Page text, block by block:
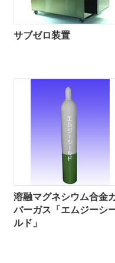
サブゼロ装置
溶融マグネシウム合金
バーガス「エムジーシ
ルド」